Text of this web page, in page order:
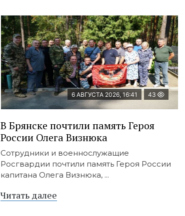
6 АВГУСТА 2026, 16:41 43
В Брянске почтили память Героя
России Олега Визнюка
Сотрудники и военнослужащие
Росгвардии почтили память Героя России
капитана Олега Визнюка, ...
Читать далее